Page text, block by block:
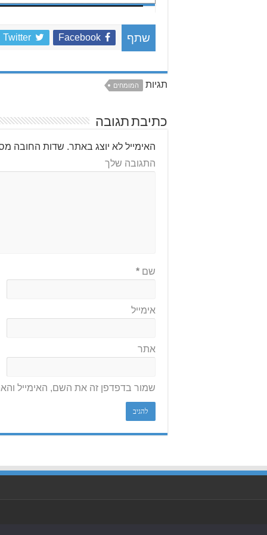
שתף Facebook
Twitter
תגיות המומחים
כתיבת תגובה
האימייל לא יוצג באתר. שדות החובה
התגובה שלך
שם *
אימייל
אתר
שמור בדפדפן זה את השם, האימייל